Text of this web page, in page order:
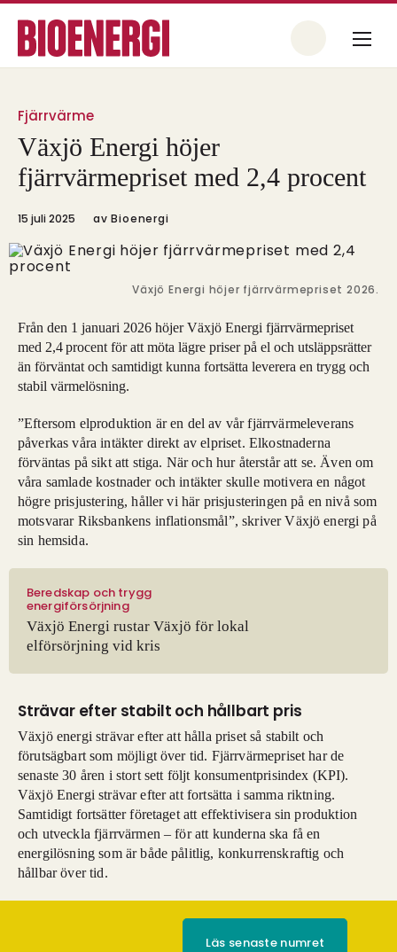
Fjärrvärme
Växjö Energi höjer
fjärrvärmepriset med 2,4 procent
15 juli 2025 av Bioenergi
Växjö Energi höjer fjärrvärmepriset 2026.
Från den 1 januari 2026 höjer Växjö Energi fjärrvärmepriset
med 2,4 procent för att möta lägre priser på el och utsläppsrätter
än förväntat och samtidigt kunna fortsätta leverera en trygg och
stabil värmelösning.
”Eftersom elproduktion är en del av vår fjärrvärmeleverans
påverkas våra intäkter direkt av elpriset. Elkostnaderna
förväntas på sikt att stiga. När och hur återstår att se. Även om
våra samlade kostnader och intäkter skulle motivera en något
högre prisjustering, håller vi här prisjusteringen på en nivå som
motsvarar Riksbankens inflationsmål”, skriver Växjö energi på
sin hemsida.
Beredskap och trygg
energiförsörjning
Växjö Energi rustar Växjö för lokal
elförsörjning vid kris
Strävar efter stabilt och hållbart pris
Växjö energi strävar efter att hålla priset så stabilt och
förutsägbart som möjligt över tid. Fjärrvärmepriset har de
senaste 30 åren i stort sett följt konsumentprisindex (KPI).
Växjö Energi strävar efter att fortsätta i samma riktning.
Samtidigt fortsätter företaget att effektivisera sin produktion
och utveckla fjärrvärmen – för att kunderna ska få en
energilösning som är både pålitlig, konkurrenskraftig och
hållbar över tid.
Läs senaste numret